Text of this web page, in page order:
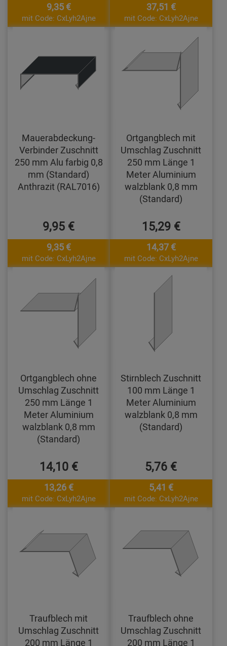
9,35 €
mit Code: CxLyh2Ajne
37,51 €
mit Code: CxLyh2Ajne
Mauerabdeckung-
Verbinder Zuschnitt
250 mm Alu farbig 0,8
mm (Standard)
Anthrazit (RAL7016)
9,95 €
9,35 €
mit Code: CxLyh2Ajne
Ortgangblech mit
Umschlag Zuschnitt
250 mm Länge 1
Meter Aluminium
walzblank 0,8 mm
(Standard)
15,29 €
14,37 €
mit Code: CxLyh2Ajne
Ortgangblech ohne
Umschlag Zuschnitt
250 mm Länge 1
Meter Aluminium
walzblank 0,8 mm
(Standard)
14,10 €
13,26 €
mit Code: CxLyh2Ajne
Stirnblech Zuschnitt
100 mm Länge 1
Meter Aluminium
walzblank 0,8 mm
(Standard)
5,76 €
5,41 €
mit Code: CxLyh2Ajne
Traufblech mit
Umschlag Zuschnitt
200 mm Länge 1
Traufblech ohne
Umschlag Zuschnitt
200 mm Länge 1